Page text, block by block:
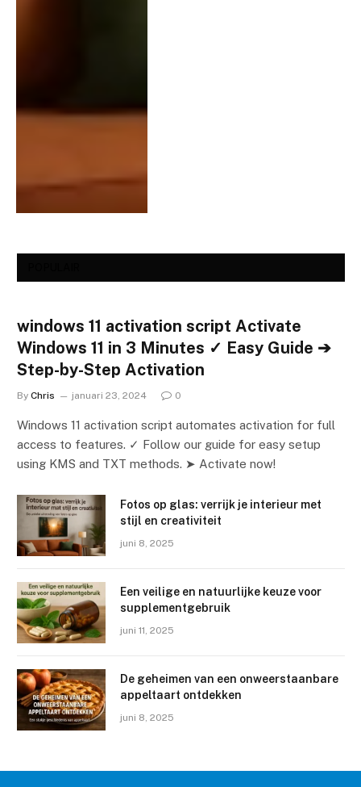
windows 11 activation script Activate
Windows 11 in 3 Minutes ✓ Easy Guide ➔
Step-by-Step Activation
By Chris januari 23, 2024 0
Windows 11 activation script automates activation for full
access to features. ✓ Follow our guide for easy setup
using KMS and TXT methods. ➤ Activate now!
Fotos op glas: verrijk je interieur met
stijl en creativiteit
juni 8, 2025
Een veilige en natuurlijke keuze voor
supplementgebruik
juni 11, 2025
De geheimen van een onweerstaanbare
appeltaart ontdekken
juni 8, 2025
ALGEMEEN
windows 11 activation script
Minutes ✓ Easy Guide ➔ Step-